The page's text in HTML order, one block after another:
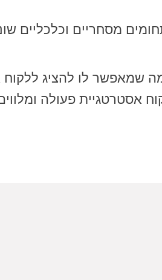
מסחריים וכלכליים
שמאפשר לו להציג
פעולה